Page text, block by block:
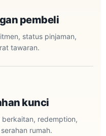
pembeli
status pinjaman,
tawaran.
kunci
berkaitan, redemption,
rumah.